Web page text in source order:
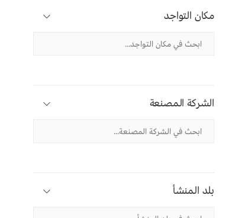
مكان التواجد
الشركة المصنعة
بلد المنشأ